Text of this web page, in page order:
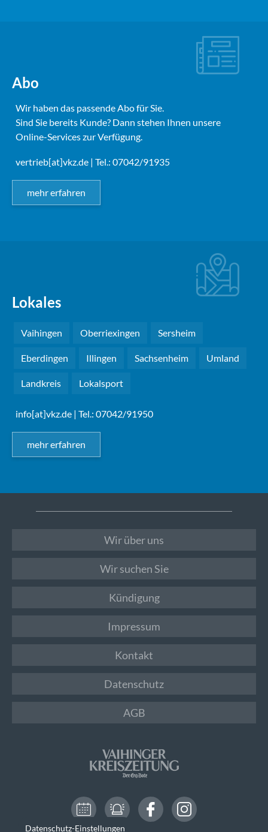
Abo
Wir haben das passende Abo für Sie.
Sind Sie bereits Kunde? Dann stehen Ihnen unsere
Online-Services zur Verfügung.
vertrieb[at]vkz.de | Tel.: 07042/91935
mehr erfahren
Lokales
Vaihingen Oberriexingen Sersheim
Eberdingen Illingen Sachsenheim Umland
Landkreis Lokalsport
info[at]vkz.de | Tel.: 07042/91950
mehr erfahren
Wir über uns
Wir suchen Sie
Kündigung
Impressum
Kontakt
Datenschutz
AGB
Datenschutz-Einstellungen